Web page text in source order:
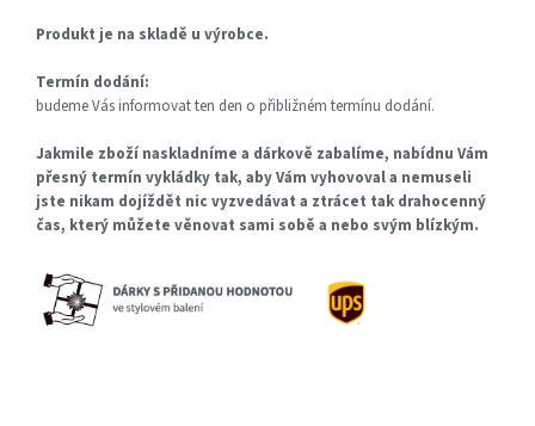
Produkt je na skladě u výrobce.
Termín dodání:
budeme Vás informovat ten den o přibližném termínu dodání.
Jakmile zboží naskladníme a dárkově zabalíme, nabídnu Vám
přesný termín vykládky tak, aby Vám vyhovoval a nemuseli
jste nikam dojíždět nic vyzvedávat a ztrácet tak drahocenný
čas, který můžete věnovat sami sobě a nebo svým blízkým.